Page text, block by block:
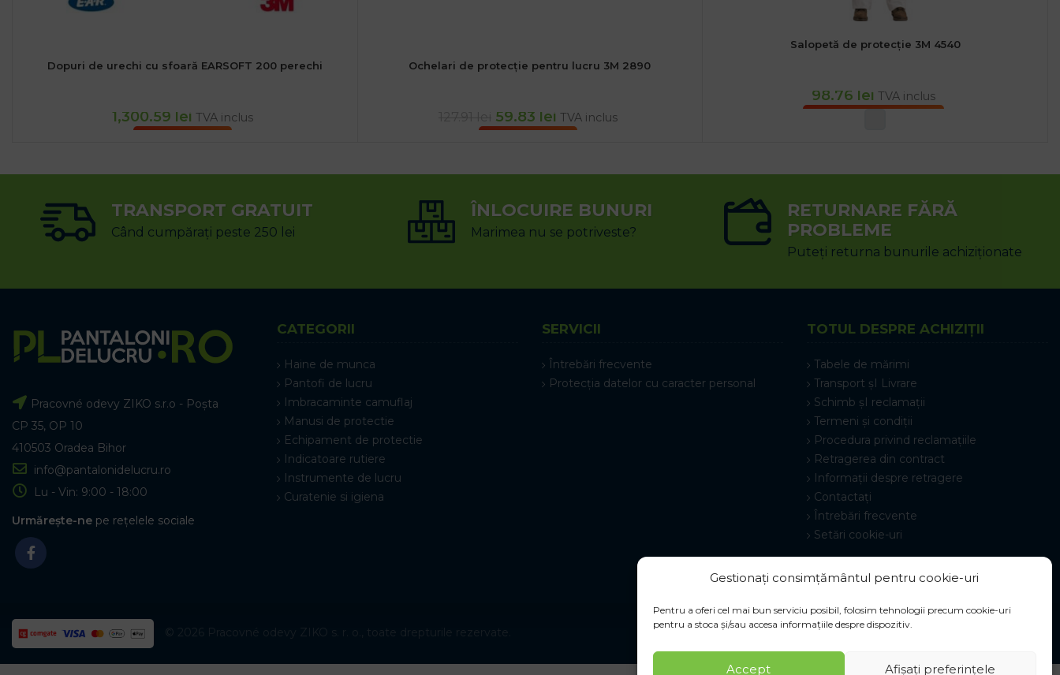
Gestionați consimțământul pentru cookie-uri
Pentru a oferi cel mai bun serviciu posibil, folosim tehnologii precum cookie-uri
pentru a stoca și/sau accesa informațiile despre dispozitiv.
Accept Afișați preferințele
Dopuri de urechi cu sfoară EARSOFT 200 perechi
1,300.59 lei TVA inclus
Ochelari de protecție pentru lucru 3M 2890
59.83 lei TVA inclus
Salopetă de protecție 3M 4540
98.76 lei TVA inclus
TRANSPORT GRATUIT
Când cumpărați peste 250 lei
ÎNLOCUIRE BUNURI
Marimea nu se potriveste?
RETURNARE FĂRĂ
PROBLEME
Puteți returna bunurile achiziționate
Pracovné odevy ZIKO s.r.o - Poșta
CP 35, OP 10
410503 Oradea Bihor
info@pantalonidelucru.ro
Lu - Vin: 9:00 - 18:00
Urmărește-ne pe rețelele sociale
CATEGORII
Haine de munca
Pantofi de lucru
Imbracaminte camuflaj
Manusi de protectie
Echipament de protectie
Indicatoare rutiere
Instrumente de lucru
Curatenie si igiena
SERVICII
Întrebări frecvente
Protecția datelor cu caracter personal
TOTUL DESPRE ACHIZIȚII
Tabele de mărimi
Transport șI Livrare
Schimb șI reclamații
Termeni și condiții
Procedura privind reclamațiile
Retragerea din contract
Informații despre retragere
Contactați
Întrebări frecvente
Setări cookie-uri